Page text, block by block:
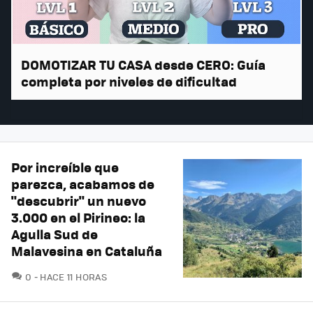
DOMOTIZAR TU CASA desde CERO: Guía
completa por niveles de dificultad
Por increíble que
parezca, acabamos de
"descubrir" un nuevo
3.000 en el Pirineo: la
Agulla Sud de
Malavesina en Cataluña
0 COMENTARIOS
HACE 11 HORAS